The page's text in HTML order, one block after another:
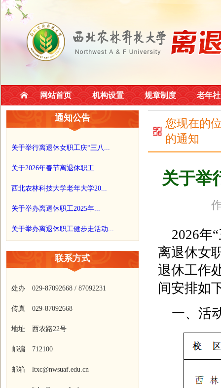
网站首页 机构设置 规章制度 老年
通知公告
关于举行离退休女职工庆“三八...
关于2026年春节离退休职工...
西北农林科技大学老年大学20...
关于举办离退休职工2025年...
关于举办离退休职工健步走活动...
联系方式
处办 029-87092668 / 87092231
传真 029-87092668
地址 西农路22号
邮编 712100
邮箱 ltxc@nwsuaf.edu.cn
您现在的
的通知
关于举
2026年
离退休女
退休工作
间安排如
一、活